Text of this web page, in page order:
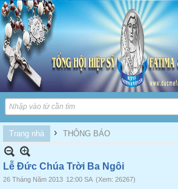
Trang nhà › THÔNG BÁO
Lễ Đức Chúa Trời Ba Ngôi
26 Tháng Năm 2013 12:00 SA (Xem: 26267)